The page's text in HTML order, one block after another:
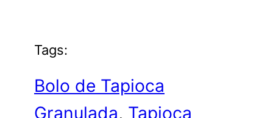
Tags:
Bolo de Tapioca
Granulada, Tapioca